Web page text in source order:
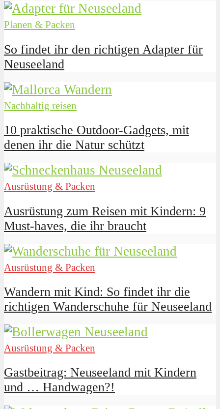
Planen & Packen
So findet ihr den richtigen Adapter für
Neuseeland
Nachhaltig reisen
10 praktische Outdoor-Gadgets, mit
denen ihr die Natur schützt
Ausrüstung & Packen
Ausrüstung zum Reisen mit Kindern: 9
Must-haves, die ihr braucht
Ausrüstung & Packen
Wandern mit Kind: So findet ihr die
richtigen Wanderschuhe für Neuseeland
Ausrüstung & Packen
Gastbeitrag: Neuseeland mit Kindern
und … Handwagen?!